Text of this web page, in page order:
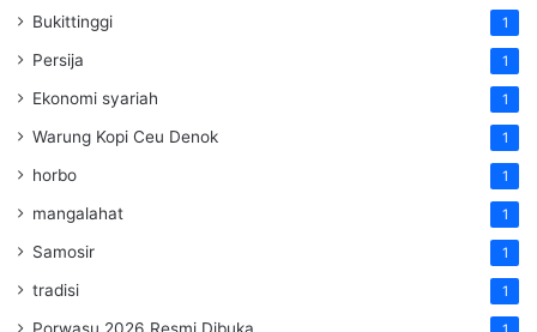
Bukittinggi 1
Persija 1
Ekonomi syariah 1
Warung Kopi Ceu Denok 1
horbo 1
mangalahat 1
Samosir 1
tradisi 1
Porwasu 2026 Resmi Dibuka